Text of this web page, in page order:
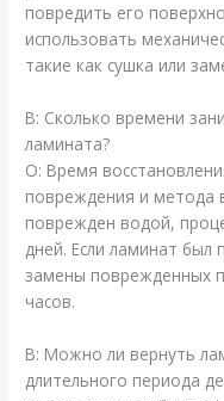
повредить его
использовать
такие как сушка или
В: Сколько времени
ламината?
О: Время
повреждения и метода
поврежден водой,
дней. Если ламинат был
замены поврежденных
часов.
В: Можно ли вернуть
длительного периода